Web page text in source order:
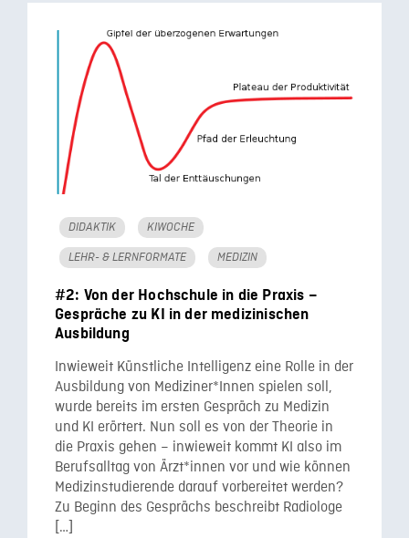
DIDAKTIK KIWOCHE
LEHR- & LERNFORMATE MEDIZIN
#2: Von der Hochschule in die Praxis –
Gespräche zu KI in der medizinischen
Ausbildung
Inwieweit Künstliche Intelligenz eine Rolle in der
Ausbildung von Mediziner*Innen spielen soll,
wurde bereits im ersten Gespräch zu Medizin
und KI erörtert. Nun soll es von der Theorie in
die Praxis gehen – inwieweit kommt KI also im
Berufsalltag von Ärzt*innen vor und wie können
Medizinstudierende darauf vorbereitet werden?
Zu Beginn des Gesprächs beschreibt Radiologe
[…]